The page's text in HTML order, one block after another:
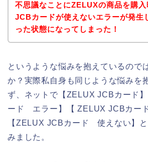
不思議なことにZELUXの商品を購入
JCBカードが使えないエラーが発生
った状態になってしまった！
というような悩みを抱えているので
か？実際私自身も同じような悩みを
ず、ネットで【ZELUX JCBカード
ード エラー】【 ZELUX JCBカー
【ZELUX JCBカード 使えない】
みました。